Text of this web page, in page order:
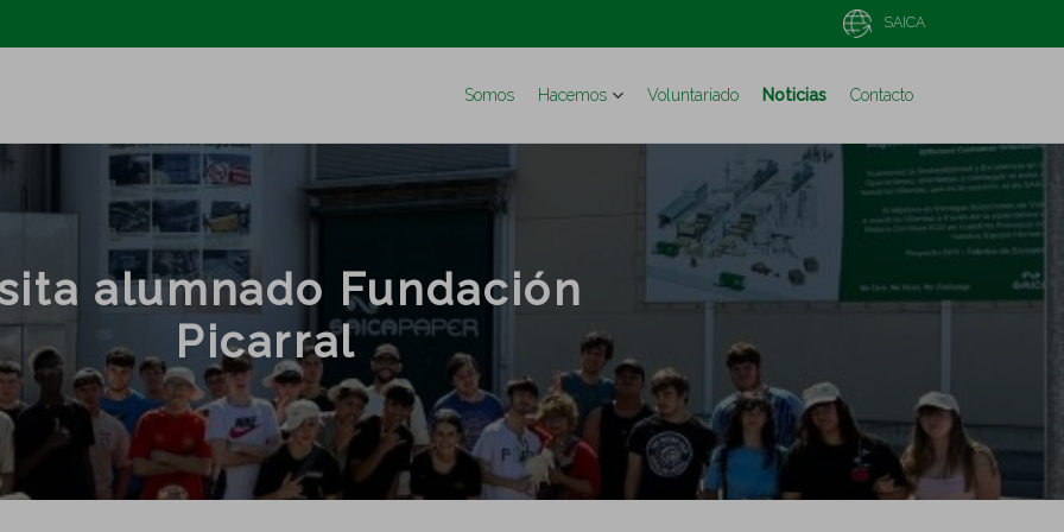
SAICA
Somos Hacemos Voluntariado Noticias Contacto
alumnado Fundación
Picarral